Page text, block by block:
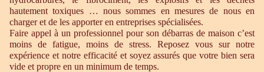
hautement toxiques … nous sommes en mesures de nous en
charger et de les apporter en entreprises spécialisées.
Faire appel à un professionnel pour son débarras de maison c’est
moins de fatigue, moins de stress. Reposez vous sur notre
expérience et notre efficacité et soyez assurés que votre bien sera
vide et propre en un minimum de temps.